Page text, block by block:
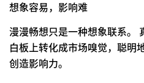
想象容易，影响难
漫漫畅想只是一种想象联系。
白板上转化成市场嗅觉，聪明
创造影响力。